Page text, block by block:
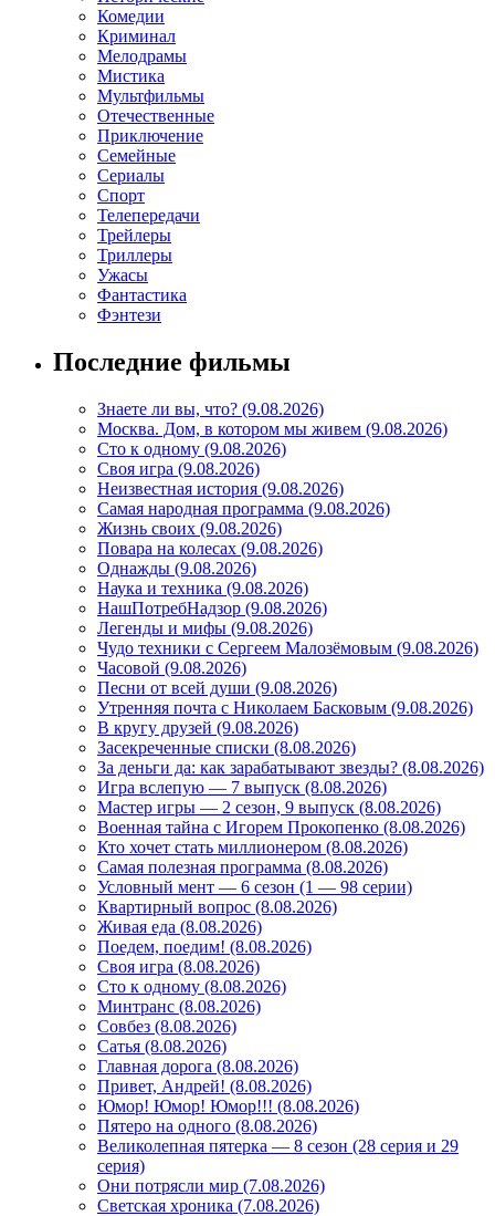
Комедии
Криминал
Мелодрамы
Мистика
Мультфильмы
Отечественные
Приключение
Семейные
Сериалы
Спорт
Телепередачи
Трейлеры
Триллеры
Ужасы
Фантастика
Фэнтези
Последние фильмы
Знаете ли вы, что? (9.08.2026)
Mосква. Дом, в котором мы живем (9.08.2026)
Сто к одному (9.08.2026)
Своя игра (9.08.2026)
Неизвестная история (9.08.2026)
Самая народная программа (9.08.2026)
Жизнь своих (9.08.2026)
Повара на колесах (9.08.2026)
Однажды (9.08.2026)
Наука и техника (9.08.2026)
НашПотребНадзор (9.08.2026)
Легенды и мифы (9.08.2026)
Чудо техники с Сергеем Малозёмовым (9.08.2026)
Часовой (9.08.2026)
Песни от всей души (9.08.2026)
Утренняя почта с Николаем Басковым (9.08.2026)
В кругу друзей (9.08.2026)
Засекреченные списки (8.08.2026)
За деньги да: как зарабатывают звезды? (8.08.2026)
Игра вслепую — 7 выпуск (8.08.2026)
Мастер игры — 2 сезон, 9 выпуск (8.08.2026)
Военная тайна с Игорем Прокопенко (8.08.2026)
Кто хочет стать миллионером (8.08.2026)
Самая полезная программа (8.08.2026)
Условный мент — 6 сезон (1 — 98 серии)
Квартирный вопрос (8.08.2026)
Живая еда (8.08.2026)
Поедем, поедим! (8.08.2026)
Своя игра (8.08.2026)
Сто к одному (8.08.2026)
Минтранс (8.08.2026)
Совбез (8.08.2026)
Сатья (8.08.2026)
Главная дорога (8.08.2026)
Привет, Андрей! (8.08.2026)
Юмор! Юмор! Юмор!!! (8.08.2026)
Пятеро на одного (8.08.2026)
Великолепная пятерка — 8 сезон (28 серия и 29
серия)
Они потрясли мир (7.08.2026)
Светская хроника (7.08.2026)